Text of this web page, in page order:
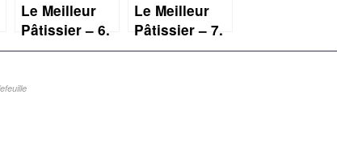
Le Meilleur
Pâtissier – 6.
Staffel, 7.
Concorde
Le Meilleur
Pâtissier – 7.
Staffel, 2.